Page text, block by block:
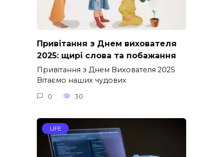
Привітання з Днем вихователя
2025: щирі слова та побажання
Привітання з Днем Вихователя 2025
Вітаємо наших чудових
0 30
LIFE